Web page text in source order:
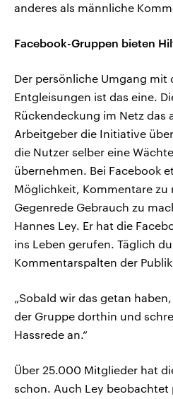
anderes als männliche
Facebook-Gruppen bieten
Der persönliche Umgang mit
Entgleisungen ist das eine.
Rückendeckung im Netz das
Arbeitgeber die Initiative
die Nutzer selber eine
übernehmen. Bei Facebook
Möglichkeit, Kommentare zu
Gegenrede Gebrauch zu
Hannes Ley. Er hat die
ins Leben gerufen. Täglich
Kommentarspalten der
„Sobald wir das getan
der Gruppe dorthin und
Hassrede an.“
Über 25.000 Mitglieder hat
schon. Auch Ley